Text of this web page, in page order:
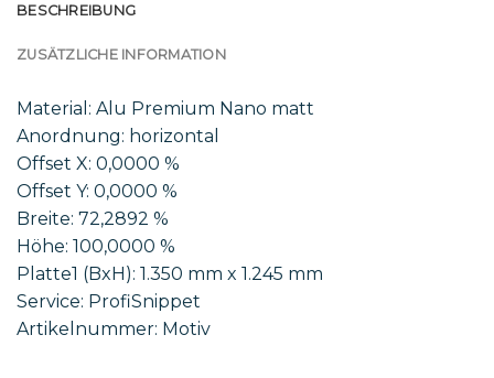
BESCHREIBUNG
ZUSÄTZLICHE INFORMATION
Material: Alu Premium Nano matt
Anordnung: horizontal
Offset X: 0,0000 %
Offset Y: 0,0000 %
Breite: 72,2892 %
Höhe: 100,0000 %
Platte1 (BxH): 1.350 mm x 1.245 mm
Service: ProfiSnippet
Artikelnummer: Motiv